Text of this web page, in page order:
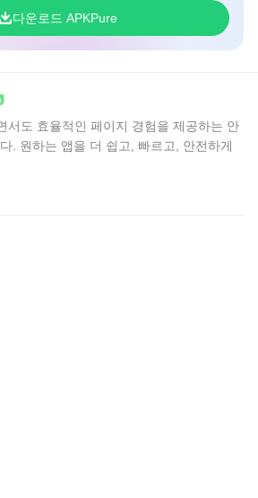
다운로드 APKPure
서도 효율적인 페이지 경험을 제공하는 안
. 원하는 앱을 더 쉽고, 빠르고, 안전하게